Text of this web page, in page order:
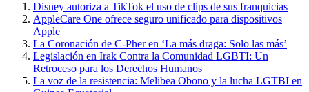
Disney autoriza a TikTok el uso de clips de sus franquicias
AppleCare One ofrece seguro unificado para dispositivos
Apple
La Coronación de C-Pher en ‘La más draga: Solo las más’
Legislación en Irak Contra la Comunidad LGBTI: Un
Retroceso para los Derechos Humanos
La voz de la resistencia: Melibea Obono y la lucha LGTBI en